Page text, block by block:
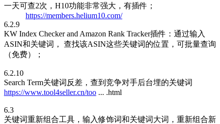
一天可查2次，H10功能非常强大，有插件；
https://members.helium10.com/
6.2.9
KW Index Checker and Amazon Rank Tracker插件：通过输入
ASIN和关键词， 查找该ASIN这些关键词的位置，可批量查询
（免费）；
6.2.10
Search Term关键词反差，查到竞争对手后台埋的关键词
https://www.tool4seller.cn/too ... .html
6.3
关键词重新组合工具，输入修饰词和关键词大词，重新组合新